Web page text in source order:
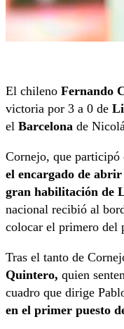
El chileno Fernando
victoria por 3 a 0 de
el Barcelona de
Cornejo, que participó
el encargado de
gran habilitación de
nacional recibió al
colocar el primero del
Tras el tanto de
Quintero, quien
cuadro que dirige
en el primer puesto